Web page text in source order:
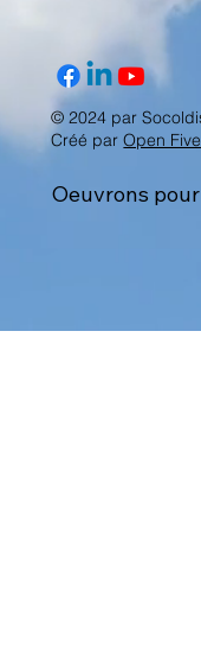
© 2024 par
Créé parOpen Five
Oeuvrons